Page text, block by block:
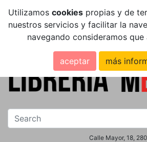
Utilizamos cookies propias y de
nuestros servicios y facilitar la
navegando consideramos que
aceptar más
Calle Mayor, 18,